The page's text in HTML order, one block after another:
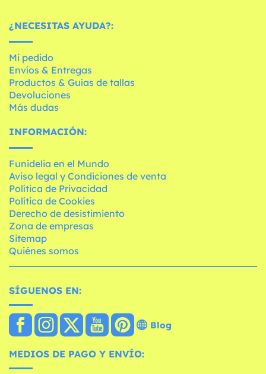
¿NECESITAS AYUDA?:
Mi pedido
Envíos & Entregas
Productos & Guías de tallas
Devoluciones
Más dudas
INFORMACIÓN:
Funidelia en el Mundo
Aviso legal y Condiciones de venta
Política de Privacidad
Política de Cookies
Derecho de desistimiento
Zona de empresas
Sitemap
Quiénes somos
SÍGUENOS EN:
Blog
MEDIOS DE PAGO Y ENVÍO: